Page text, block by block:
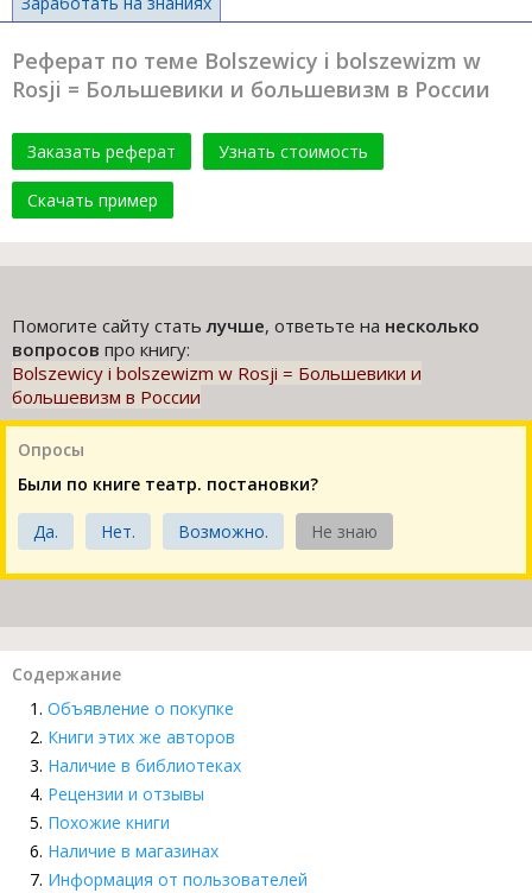
Реферат по теме Bolszewicy i bolszewizm w
Rosji = Большевики и большевизм в России
Заказать реферат Узнать стоимость
Скачать пример
Помогите сайту статьлучше, ответьте на несколько
вопросов про книгу:
Bolszewicy i bolszewizm w Rosji = Большевики и
большевизм в России
Опросы
Были по книге театр. постановки?
Да. Нет. Возможно. Не знаю
Содержание
Объявление о покупке
Книги этих же авторов
Наличие в библиотеках
Рецензии и отзывы
Похожие книги
Наличие в магазинах
Информация от пользователей